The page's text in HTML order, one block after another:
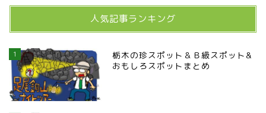
人気記事ランキング
1
栃木の珍スポット＆Ｂ級スポット&
おもしろスポットまとめ